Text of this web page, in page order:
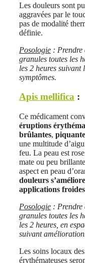
Les douleurs sont
aggravées par le
pas de modalité
définie.
Posologie :
granules toutes les
les 2 heures suivant
symptômes.
Apis mellifica :
Ce médicament
éruptions
brûlantes,
une multitude
feu. La peau est
mate ou peu
aspect en peau
douleurs
applications froides
Posologie :
granules toutes les
les 2 heures, en
suivant
Les soins locaux
érythémateuses